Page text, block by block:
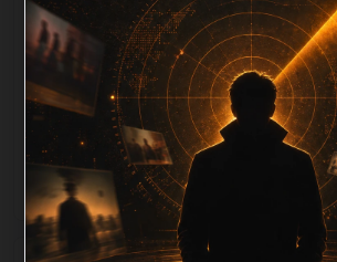
要页面点击深度尽量控制在三次以内。
用户搜索路径补充三类信息：入口是
有哪些可继续阅读、移动端打开时图片
致。每次新增内容后同步检查标题、
canonical、主题图、alt、title和推荐
能被搜索引擎理解，也能让真实